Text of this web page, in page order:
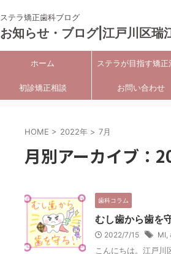
ステラ矯正歯科ブログ
お知らせ・ブログ|江戸川区瑞
ホーム ステラが目指す矯正
初診矯正相談 お問い合わせ
HOME > 2022年 > 7月
月別アーカイブ：
歯科コラム
むし歯から歯を
2022/7/15 MI,
こんにちは。江戸